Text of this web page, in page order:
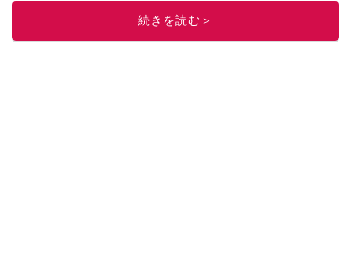
ニュースでフォロー
続きを読む＞